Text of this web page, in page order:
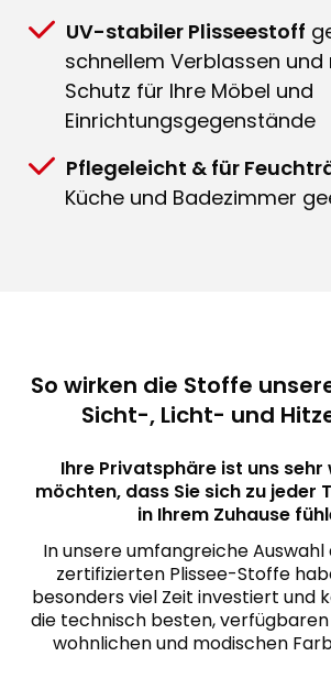
UV-stabiler Plisseestoff
schnellem Verblassen und
Schutz für Ihre Möbel und
Einrichtungsgegenstände
Pflegeleicht & für
Küche und Badezimmer
So wirken die Stoffe
Sicht-, Licht- und
Ihre Privatsphäre ist uns sehr
möchten, dass Sie sich zu jeder
in Ihrem Zuhause
In unsere umfangreiche
zertifizierten Plissee-Stoffe
besonders viel Zeit investiert und
die technisch besten,
wohnlichen und modischen